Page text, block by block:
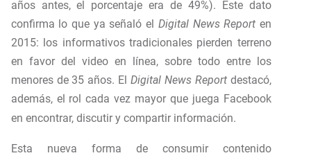
años antes, el porcentaje era de 49%). Este dato
confirma lo que ya señaló el Digital News Report en
2015: los informativos tradicionales pierden terreno
en favor del video en línea, sobre todo entre los
menores de 35 años. ElDigital News Report destacó,
además, el rol cada vez mayor que juega Facebook
en encontrar, discutir y compartir información.
Esta nueva forma de consumir contenido